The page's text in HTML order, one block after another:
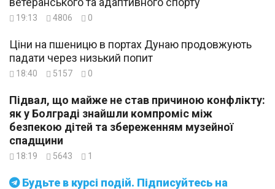
Будьте в курсі подій. Підписуйтесь на
19:13 4806 0
Ціни на пшеницю в портах Дунаю продовжують
падати через низький попит
18:40 5157 0
Підвал, що майже не став причиною конфлікту:
як у Болграді знайшли компроміс між
безпекою дітей та збереженням музейної
спадщини
18:19 5643 1